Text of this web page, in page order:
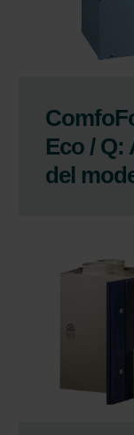
Eco / Q:
del